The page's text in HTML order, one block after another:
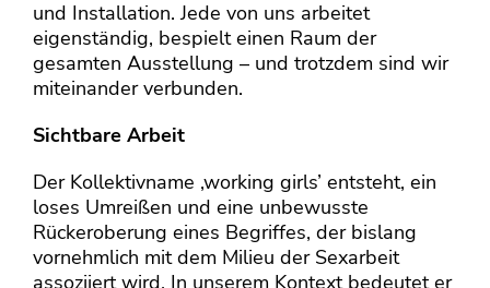
und Installation. Jede von uns arbeitet
eigenständig, bespielt einen Raum der
gesamten Ausstellung – und trotzdem sind wir
miteinander verbunden.
Sichtbare Arbeit
Der Kollektivname ,working girls’ entsteht, ein
loses Umreißen und eine unbewusste
Rückeroberung eines Begriffes, der bislang
vornehmlich mit dem Milieu der Sexarbeit
assoziiert wird. In unserem Kontext bedeutet er